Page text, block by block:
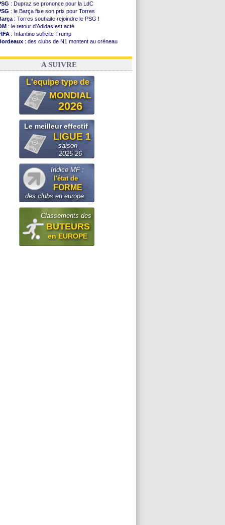
: Dupraz se prononce pour la LdC
: le Barça fixe son prix pour Torres
: Torres souhaite rejoindre le PSG !
: le retour d'Adidas est acté
: Infantino sollicite Trump
: des clubs de N1 montent au créneau
: le démenti de Leipzig pour Diomandé
A SUIVRE
L'equipe type de
MONDIAL
2026
Le meilleur effectif
LIGUE 1
saison
2025-26
Indice MF :
l'état de
FORME
des clubs en europe
Classements des
BUTEURS
en EUROPE